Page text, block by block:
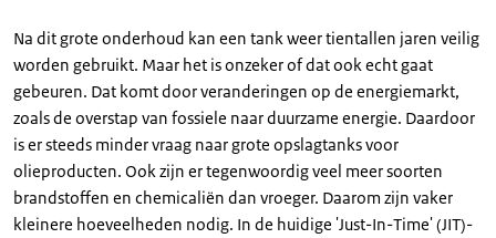
Na dit grote onderhoud kan een tank weer tientallen jaren veilig
worden gebruikt. Maar het is onzeker of dat ook echt gaat
gebeuren. Dat komt door veranderingen op de energiemarkt,
zoals de overstap van fossiele naar duurzame energie. Daardoor
is er steeds minder vraag naar grote opslagtanks voor
olieproducten. Ook zijn er tegenwoordig veel meer soorten
brandstoffen en chemicaliën dan vroeger. Daarom zijn vaker
kleinere hoeveelheden nodig. In de huidige 'Just-In-Time' (JIT)-